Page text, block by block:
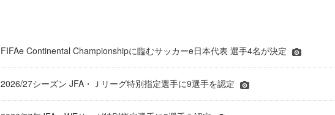
FIFAe Continental Championshipに臨むサッカーe日本代表 選手4名が決定
2026/27シーズン JFA・Ｊリーグ特別指定選手に9選手を認定